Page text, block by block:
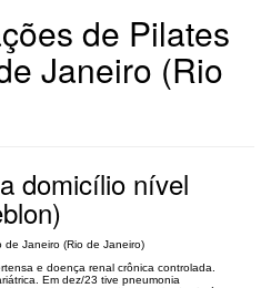
de Pilates
Janeiro (Rio
domicílio nível
de Janeiro (Rio de Janeiro)
e doença renal crônica controlada.
Em dez/23 tive pneumonia